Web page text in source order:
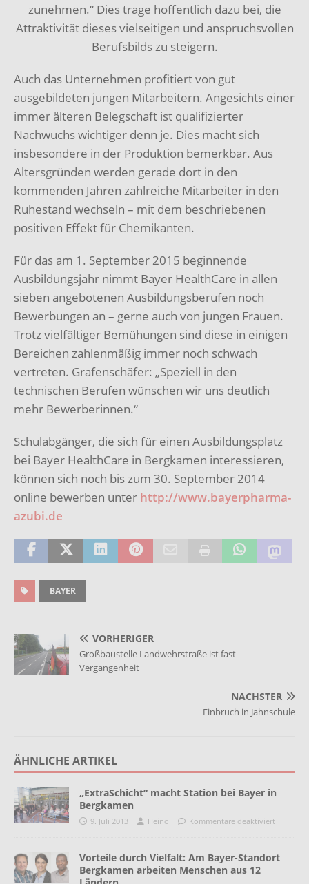
zunehmen.“ Dies trage hoffentlich dazu bei, die
Attraktivität dieses vielseitigen und anspruchsvollen
Berufsbilds zu steigern.
Auch das Unternehmen profitiert von gut
ausgebildeten jungen Mitarbeitern. Angesichts einer
immer älteren Belegschaft ist qualifizierter
Nachwuchs wichtiger denn je. Dies macht sich
insbesondere in der Produktion bemerkbar. Aus
Altersgründen werden gerade dort in den
kommenden Jahren zahlreiche Mitarbeiter in den
Ruhestand wechseln – mit dem beschriebenen
positiven Effekt für Chemikanten.
Für das am 1. September 2015 beginnende
Ausbildungsjahr nimmt Bayer HealthCare in allen
sieben angebotenen Ausbildungsberufen noch
Bewerbungen an – gerne auch von jungen Frauen.
Trotz vielfältiger Bemühungen sind diese in einigen
Bereichen zahlenmäßig immer noch schwach
vertreten. Grafenschäfer: „Speziell in den
technischen Berufen wünschen wir uns deutlich
mehr Bewerberinnen.“
Schulabgänger, die sich für einen Ausbildungsplatz
bei Bayer HealthCare in Bergkamen interessieren,
können sich noch bis zum 30. September 2014
online bewerben unter http://www.bayerpharma-
azubi.de
BAYER
VORHERIGER
Großbaustelle Landwehrstraße ist fast
Vergangenheit
NÄCHSTER
Einbruch in Jahnschule
ÄHNLICHE ARTIKEL
„ExtraSchicht“ macht Station bei Bayer in
Bergkamen
9. Juli 2013 Heino Kommentare deaktiviert
Vorteile durch Vielfalt: Am Bayer-Standort
Bergkamen arbeiten Menschen aus 12